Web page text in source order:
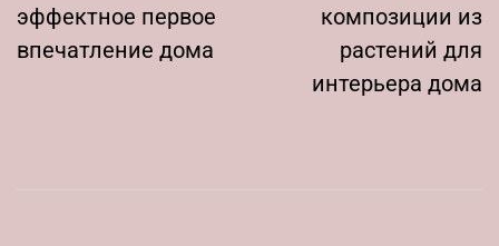
эффектное первое
впечатление дома
композиции из
растений для
интерьера дома